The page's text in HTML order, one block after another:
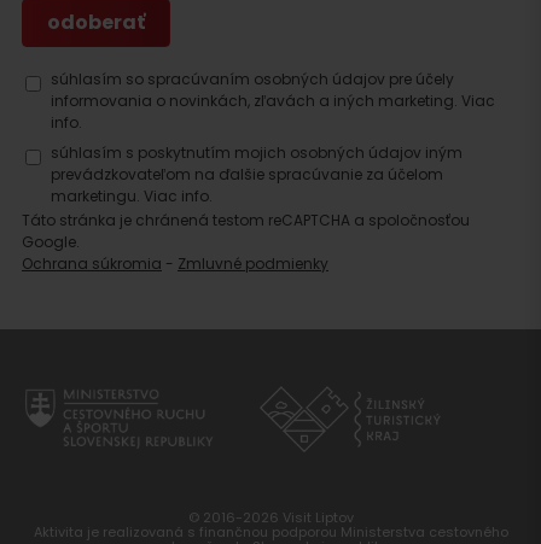
súhlasím so spracúvaním osobných údajov pre účely
informovania o novinkách, zľavách a iných marketing. Viac
info.
súhlasím s poskytnutím mojich osobných údajov iným
prevádzkovateľom na ďalšie spracúvanie za účelom
marketingu. Viac info.
Táto stránka je chránená testom reCAPTCHA a spoločnosťou
Google.
Ochrana súkromia - Zmluvné podmienky
© 2016-2026 Visit Liptov
Aktivita je realizovaná s finančnou podporou Ministerstva cestovného